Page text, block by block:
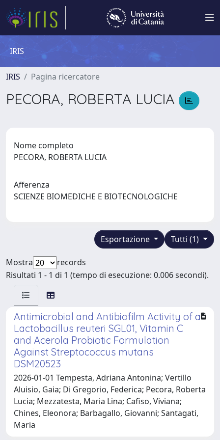
IRIS
IRIS Pagina ricercatore
PECORA, ROBERTA LUCIA
Nome completo
PECORA, ROBERTA LUCIA
Afferenza
SCIENZE BIOMEDICHE E BIOTECNOLOGICHE
Tutti (1)
Esportazione
Mostra
records
Risultati 1 - 1 di 1 (tempo di esecuzione: 0.006 secondi).
Antimicrobial and Antibiofilm Activity of a
Lactobacillus reuteri SGL01, Vitamin C
and Acerola Probiotic Formulation
Against Streptococcus mutans
DSM20523
2026-01-01 Tempesta, Adriana Antonina; Vertillo
Aluisio, Gaia; Di Gregorio, Federica; Pecora, Roberta
Lucia; Mezzatesta, Maria Lina; Cafiso, Viviana;
Chines, Eleonora; Barbagallo, Giovanni; Santagati,
Maria